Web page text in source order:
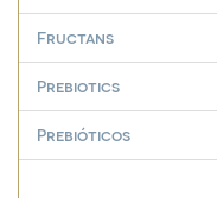
Fructans
Prebiotics
Prebióticos